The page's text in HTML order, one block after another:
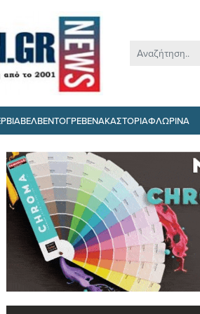
ΒΕΛΒΕΝΤΟΓΡΕΒΕΝΑΚΑΣΤΟΡΙΑΦΛΩΡΙΝΑ